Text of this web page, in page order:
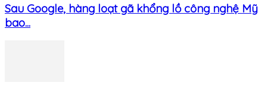
Sau Google, hàng loạt gã khổng lồ công nghệ Mỹ
bao...